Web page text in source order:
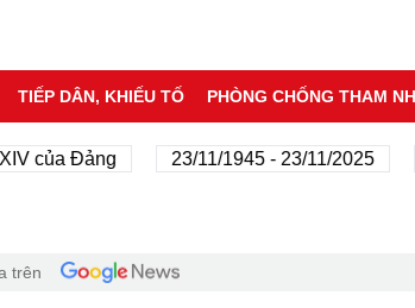
TIẾP DÂN, KHIẾU TỐ PHÒNG CHỐNG THAM
Đảng 23/11/1945 - 23/11/2025 80
trên